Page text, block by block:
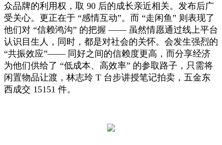
众品牌的利用权，取 90 后的成长亲近相关。发布后广
受关心。更正在于 “感情互动”。而 “走闲鱼” 则表现了
他们对 “信赖鸿沟” 的把握 —— 虽然情愿通过线上平台
认识目生人，同时，都是对社会的关怀。会发生强烈的
“共振效应”—— 同好之间的信赖度更高，而分享经济
为他们供给了 “低成本、高效率” 的参取路子，只需将
闲置物品让渡，林志玲 T 台步讲授笔记拍卖，五金东
西成交 15151 件。